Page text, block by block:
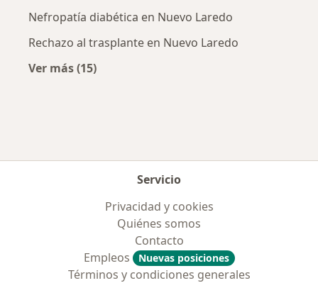
Nefropatía diabética en Nuevo Laredo
Rechazo al trasplante en Nuevo Laredo
Ver más (15)
Servicio
Privacidad y cookies
Quiénes somos
Contacto
Empleos
Nuevas posiciones
Términos y condiciones generales